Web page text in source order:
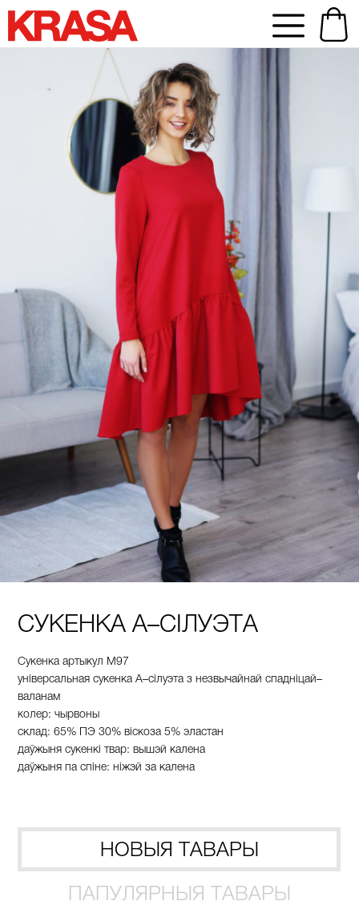
СУКЕНКА А–СІЛУЭТА
Сукенка артыкул М97
універсальная сукенка А–сілуэта з незвычайнай спадніцай–
валанам
колер: чырвоны
склад:65% ПЭ 30% віскоза 5% эластан
даўжыня сукенкі твар:вышэй калена
даўжыня па спіне:ніжэй закалена
НОВЫЯ ТАВАРЫ
ПАПУЛЯРНЫЯ ТАВАРЫ